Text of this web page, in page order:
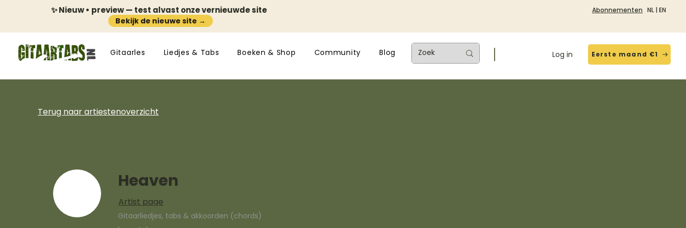
✨ Nieuw • preview — test alvast onze vernieuwde site
Bekijk de nieuwe site →
Abonnementen NL | EN
Gitaarles Liedjes & Tabs Boeken & Shop Community Blog Log in Eerste maand €1
Terug naar artiestenoverzicht
Heaven
Artist page
Gitaarliedjes, tabs & akkoorden (chords)